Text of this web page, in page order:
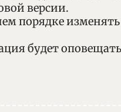
версии.
порядке
будет